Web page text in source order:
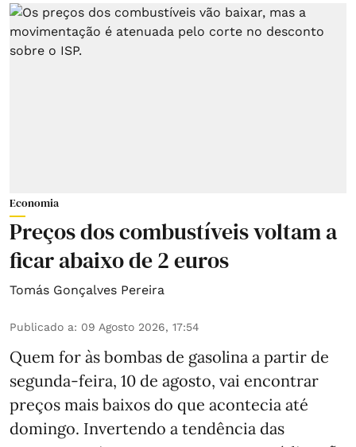
Economia
Preços dos combustíveis voltam a
ficar abaixo de 2 euros
Tomás Gonçalves Pereira
Publicado a: 09 Agosto 2026, 17:54
Quem for às bombas de gasolina a partir de
segunda-feira, 10 de agosto, vai encontrar
preços mais baixos do que acontecia até
domingo. Invertendo a tendência das